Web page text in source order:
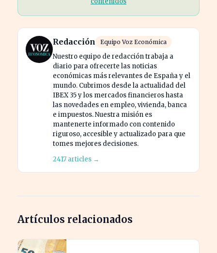
Redacción Equipo Voz Económica
Nuestro equipo de redacción trabaja a
diario para ofrecerte las noticias
económicas más relevantes de España y el
mundo. Cubrimos desde la actualidad del
IBEX 35 y los mercados financieros hasta
las novedades en empleo, vivienda, banca
e impuestos. Nuestra misión es
mantenerte informado con contenido
riguroso, accesible y actualizado para que
tomes mejores decisiones.
2417 articles →
Artículos relacionados